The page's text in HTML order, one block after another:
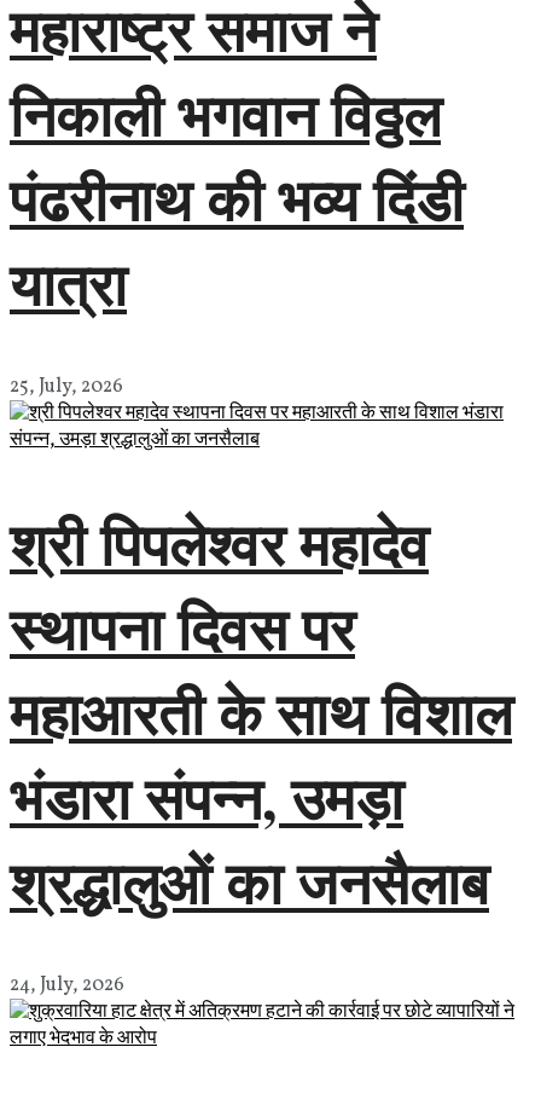
महाराष्ट्र समाज ने
निकाली भगवान विठ्ठल
पंढरीनाथ की भव्य दिंडी
यात्रा
25, July, 2026
श्री पिपलेश्वर महादेव
स्थापना दिवस पर
महाआरती के साथ विशाल
भंडारा संपन्न, उमड़ा
श्रद्धालुओं का जनसैलाब
24, July, 2026